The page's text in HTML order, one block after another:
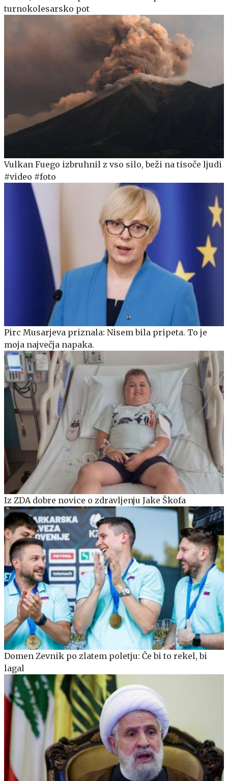
turnokolesarsko pot
Vulkan Fuego izbruhnil z vso silo, beži na tisoče ljudi
#video #foto
Pirc Musarjeva priznala: Nisem bila pripeta. To je
moja največja napaka.
Iz ZDA dobre novice o zdravljenju Jake Škofa
Domen Zevnik po zlatem poletju: Če bi to rekel, bi
lagal